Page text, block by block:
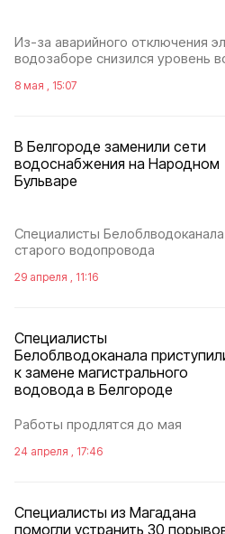
Из-за аварийного отключения
водозаборе снизился уровень
8 мая , 15:07
В Белгороде заменили сети
водоснабжения на Народном
Бульваре
Специалисты
старого водопровода
29 апреля , 11:16
Специалисты
Белоблводоканала
к замене магистрального
водовода в Белгороде
Работы продлятся до мая
24 апреля , 17:46
Специалисты из Магадана
помогли устранить 30